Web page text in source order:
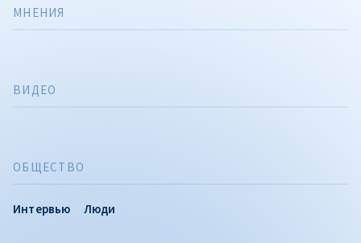
ОБЩЕСТВО
Интервью Люди
МНЕНИЯ
ВИДЕО